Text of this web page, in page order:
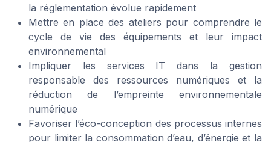
la réglementation évolue rapidement
Mettre en place des ateliers pour comprendre le
cycle de vie des équipements et leur impact
environnemental
Impliquer les services IT dans la gestion
responsable des ressources numériques et la
réduction de l’empreinte environnementale
numérique
Favoriser l’éco-conception des processus internes
pour limiter la consommation d’eau, d’énergie et la